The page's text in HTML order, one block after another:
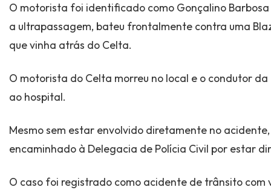
O motorista foi identificado como Gonçalino
a ultrapassagem, bateu frontalmente contra uma
que vinha atrás do Celta.
O motorista do Celta morreu no local e o condutor
ao hospital.
Mesmo sem estar envolvido diretamente no
encaminhado à Delegacia de Polícia Civil por estar
O caso foi registrado como acidente de trânsito